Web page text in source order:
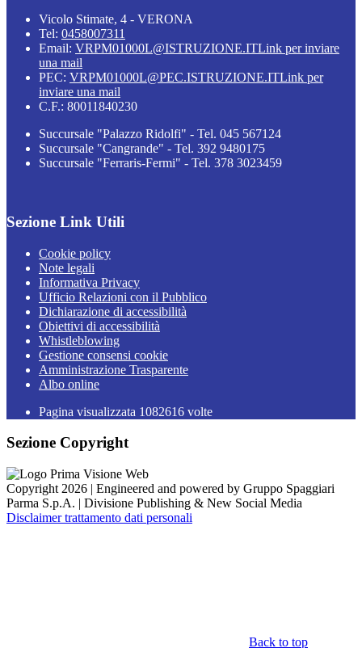
Vicolo Stimate, 4 - VERONA
Tel: 0458007311
Email: VRPM01000L@ISTRUZIONE.ITLink per inviare
una mail
PEC: VRPM01000L@PEC.ISTRUZIONE.ITLink per
inviare una mail
C.F.: 80011840230
Succursale "Palazzo Ridolfi" - Tel. 045 567124
Succursale "Cangrande" - Tel. 392 9480175
Succursale "Ferraris-Fermi" - Tel. 378 3023459
Sezione Link Utili
Cookie policy
Note legali
Informativa Privacy
Ufficio Relazioni con il Pubblico
Dichiarazione di accessibilità
Obiettivi di accessibilità
Whistleblowing
Gestione consensi cookie
Amministrazione Trasparente
Albo online
Pagina visualizzata 1082616 volte
Sezione Copyright
Copyright 2026 | Engineered and powered by Gruppo Spaggiari
Parma S.p.A. | Divisione Publishing & New Social Media
Disclaimer trattamento dati personali
Back to top